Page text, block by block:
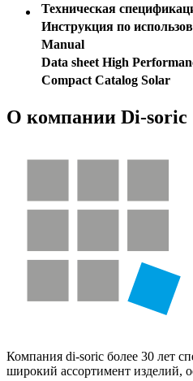
Техническая
Инструкция по
Manual
Data sheet High
Compact Catalog Solar
О компании Di-soric
Компания di-soric более 30 лет
широкий ассортимент изделий,